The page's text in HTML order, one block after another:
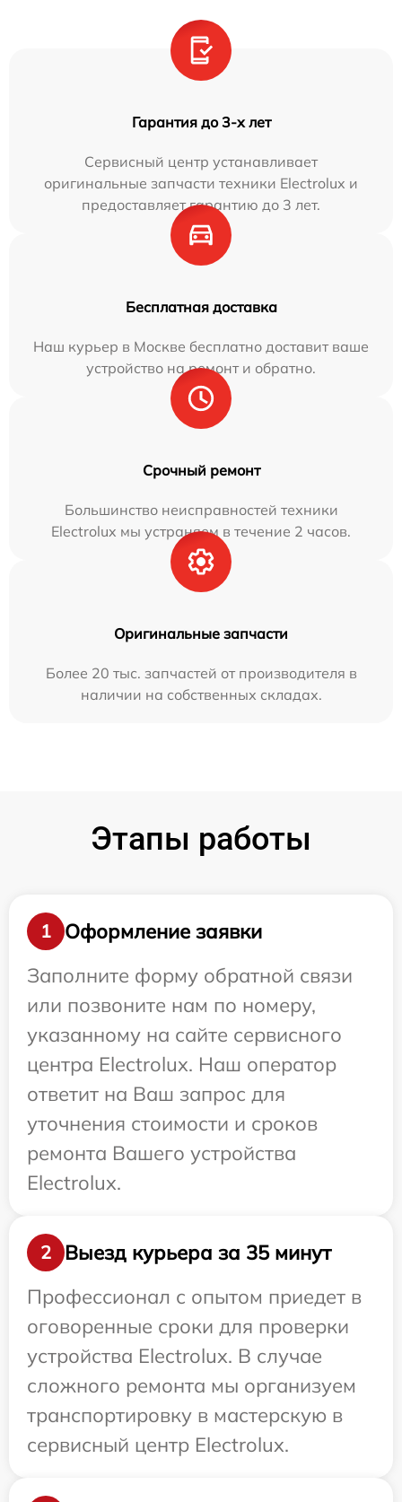
Гарантия до 3-х лет
Сервисный центр устанавливает
оригинальные запчасти техники Electrolux и
предоставляет гарантию до 3 лет.
Бесплатная доставка
Наш курьер в Москве бесплатно доставит ваше
устройство на ремонт и обратно.
Срочный ремонт
Большинство неисправностей техники
Electrolux мы устраняем в течение 2 часов.
Оригинальные запчасти
Более 20 тыс. запчастей от производителя в
наличии на собственных складах.
Этапы работы
1
Оформление заявки
Заполните форму обратной связи
или позвоните нам по номеру,
указанному на сайте сервисного
центра Electrolux. Наш оператор
ответит на Ваш запрос для
уточнения стоимости и сроков
ремонта Вашего устройства
Electrolux.
2
Выезд курьера за 35 минут
Профессионал с опытом приедет в
оговоренные сроки для проверки
устройства Electrolux. В случае
сложного ремонта мы организуем
транспортировку в мастерскую в
сервисный центр Electrolux.